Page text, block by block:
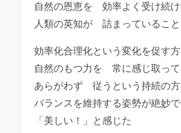
自然の恩恵を 効率よく受け続
人類の英知が 詰まっていること
効率化合理化という変化を促す方
自然のもつ力を 常に感じ取って
あらがわず 従うという持続の方
バランスを維持する姿勢が絶妙で
「美しい！」と感じた